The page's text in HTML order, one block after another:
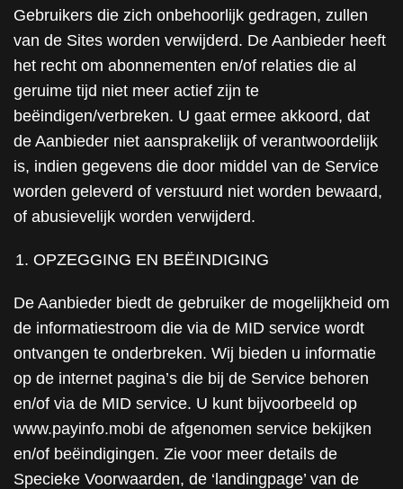
Gebruikers die zich onbehoorlijk gedragen, zullen
van de Sites worden verwijderd. De Aanbieder heeft
het recht om abonnementen en/of relaties die al
geruime tijd niet meer actief zijn te
beëindigen/verbreken. U gaat ermee akkoord, dat
de Aanbieder niet aansprakelijk of verantwoordelijk
is, indien gegevens die door middel van de Service
worden geleverd of verstuurd niet worden bewaard,
of abusievelijk worden verwijderd.
OPZEGGING EN BEËINDIGING
De Aanbieder biedt de gebruiker de mogelijkheid om
de informatiestroom die via de MID service wordt
ontvangen te onderbreken. Wij bieden u informatie
op de internet pagina’s die bij de Service behoren
en/of via de MID service. U kunt bijvoorbeeld op
www.payinfo.mobi de afgenomen service bekijken
en/of beëindigingen. Zie voor meer details de
Specieke Voorwaarden, de ‘landingpage’ van de